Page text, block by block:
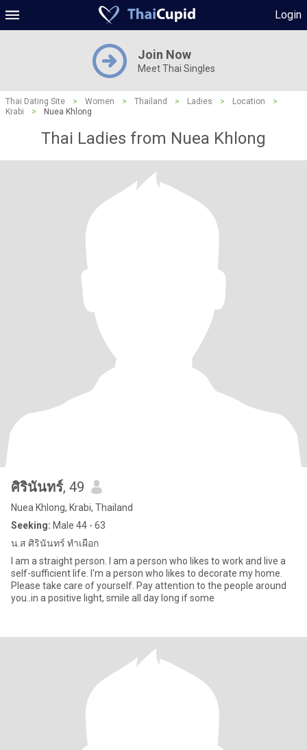
Login
Join Now
Meet Thai Singles
Thai Dating Site > Women > Thailand > Ladies > Location
>
Krabi
> Nuea Khlong
Thai Ladies from Nuea Khlong
ศิรินันทร์, 49
Nuea Khlong, Krabi, Thailand
Seeking: Male 44 - 63
น.ส ศิรินันทร์ ทำเผือก
I am a straight person. I am a person who likes to work and live a
self-sufficient life. I'm a person who likes to decorate my home.
Please take care of yourself. Pay attention to the people around
you..in a positive light, smile all day long if some